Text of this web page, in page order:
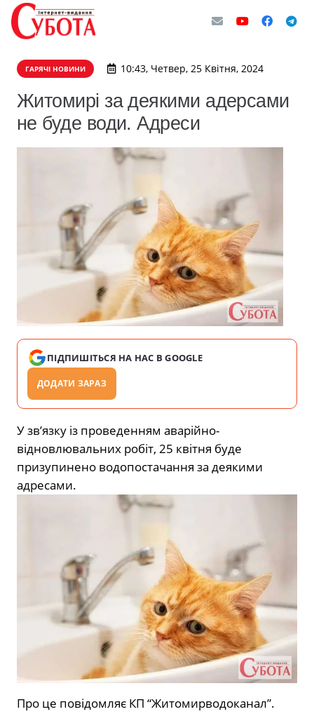
ГАРЯЧІ НОВИНИ 10:43, Четвер, 25 Квітня, 2024
Житомирі за деякими адерсами
не буде води. Адреси
ПІДПИШІТЬСЯ НА НАС В GOOGLE
ДОДАТИ ЗАРАЗ
У зв’язку із проведенням аварійно-
відновлювальних робіт, 25 квітня буде
призупинено водопостачання за деякими
адресами.
Про це повідомляє КП “Житомирводоканал”.